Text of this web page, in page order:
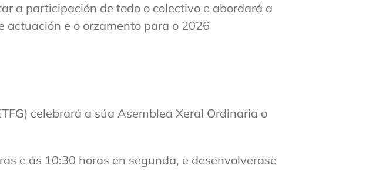
a participación de todo o colectivo e abordará a
e o orzamento para o 2026
celebrará a súa Asemblea Xeral Ordinaria o
e ás 10:30 horas en segunda, e desenvolverase